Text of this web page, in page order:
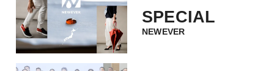
SPECIAL
NEWEVER